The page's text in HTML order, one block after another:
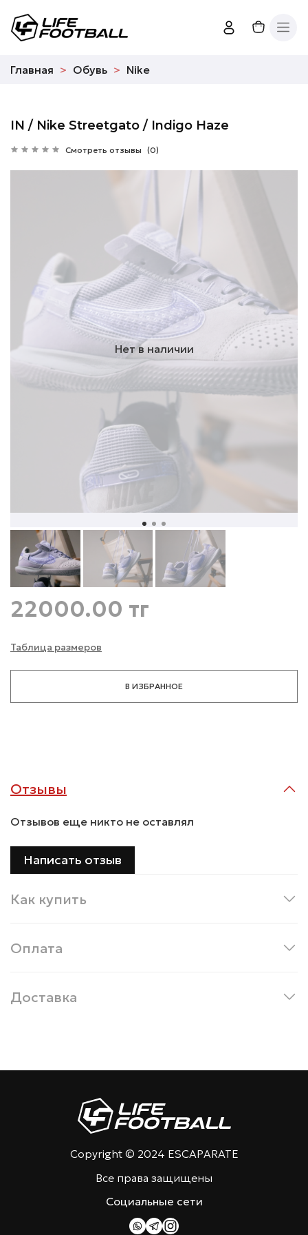
Главная Обувь Nike
Нет в наличии
IN / Nike Streetgato / Indigo Haze
Смотреть отзывы (0)
Таблица размеров
22000.00 тг
В ИЗБРАННОЕ
Отзывы
Отзывов еще никто не оставлял
Написать отзыв
Как купить
Оплата
Доставка
Copyright © 2024 ESCAPARATE
Все права защищены
Социальные сети